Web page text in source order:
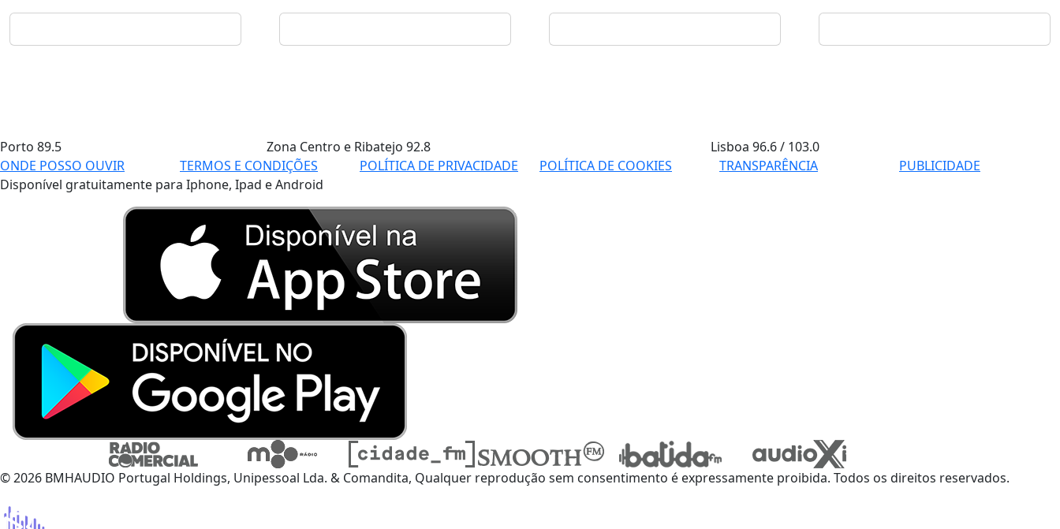
Porto 89.5 Zona Centro e Ribatejo 92.8 Lisboa96.6 / 103.0
ONDE POSSO OUVIR
TERMOS E CONDIÇÕES POLÍTICA DE PRIVACIDADE POLÍTICA DE COOKIES TRANSPARÊNCIA
PUBLICIDADE
Disponível gratuitamente para Iphone, Ipad e Android
© 2026 BMHAUDIO Portugal Holdings, Unipessoal Lda. & Comandita, Qualquer reprodução sem consentimento é expressamente proibida. Todos os direitos reservados.